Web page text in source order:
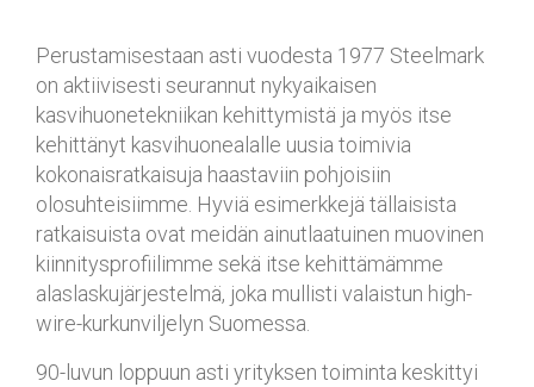
Perustamisestaan asti vuodesta 1977 Steelmark
on aktiivisesti seurannut nykyaikaisen
kasvihuonetekniikan kehittymistä ja myös itse
kehittänyt kasvihuonealalle uusia toimivia
kokonaisratkaisuja haastaviin pohjoisiin
olosuhteisiimme. Hyviä esimerkkejä tällaisista
ratkaisuista ovat meidän ainutlaatuinen muovinen
kiinnitysprofiilimme sekä itse kehittämämme
alaslaskujärjestelmä, joka mullisti valaistun high-
wire-kurkunviljelyn Suomessa.
90-luvun loppuun asti yrityksen toiminta keskittyi